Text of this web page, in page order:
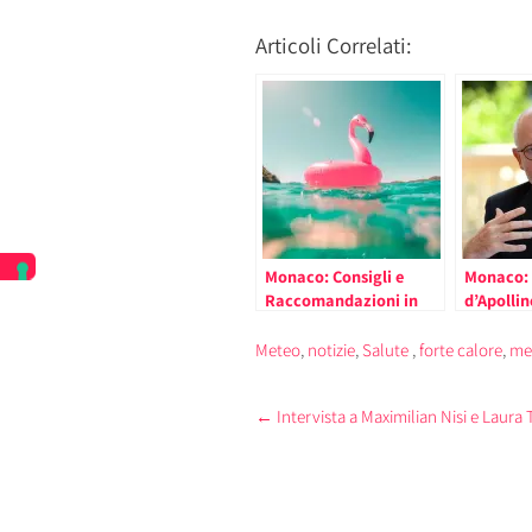
Articoli Correlati:
Monaco: Consigli e
Raccomandazioni in
comunicato)
estivo,
Meteo, notizie, Salute ,forte calore,
Post
navigation
← Intervista a Maximilian Nisi e Laura